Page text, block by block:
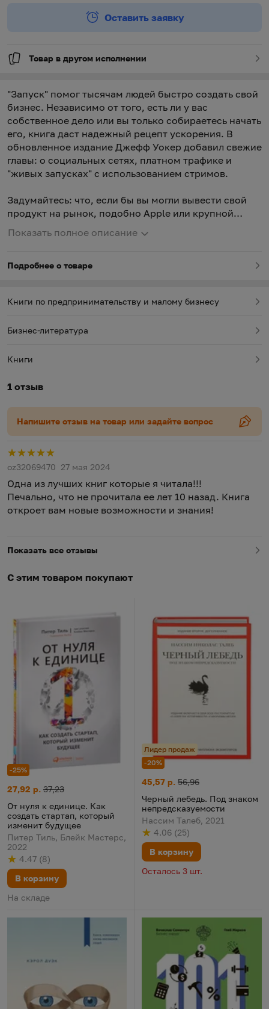
Оставить заявку
Товар в другом исполнении
"Запуск" помог тысячам людей быстро создать свой
бизнес. Независимо от того, есть ли у вас
собственное дело или вы только собираетесь начать
его, книга даст надежный рецепт ускорения. В
обновленное издание Джефф Уокер добавил свежие
главы: о социальных сетях, платном трафике и
"живых запусках" с использованием стримов.
Задумайтесь: что, если бы вы могли вывести свой
продукт на рынок, подобно Apple или крупной
голливудской студии? Что, если бы потенциальные
покупатели считали дни до того момента, когда они
обеспечить такое позиционирование на рынке,
самом деле собираетесь начать работать медленно
осуществить старт, который изменит будущее
Показать полное описание
Подробнее о товаре
Книги по предпринимательству и малому бизнесу
Бизнес-литература
Книги
1 отзыв
Напишите отзыв на товар или задайте вопрос
oz32069470 27 мая 2024
Одна из лучших книг которые я читала!!!
Печально, что не прочитала ее лет 10 назад. Книга
откроет вам новые возможности и знания!
Показать все отзывы
С этим товаром покупают
-25%
От нуля к единице. Как создать стартап, который изменит
Цена:
27,92 р.
Старая цена:
37,23
От нуля к единице. Как
создать стартап, который
изменит будущее
Питер Тиль, Блейк Мастерс,
2022
Рейтинг
4.47
из 5 (
по результату
8
голосов
)
В корзину
На складе
Лидер продаж
-20%
Черный лебедь. Под знаком
Цена:
45,57 р.
Старая цена:
56,96
Черный лебедь. Под знаком
непредсказуемости
Нассим Талеб, 2021
Рейтинг
4.06
из 5 (
по результату
25
голосов
)
В корзину
Осталось 3 шт.